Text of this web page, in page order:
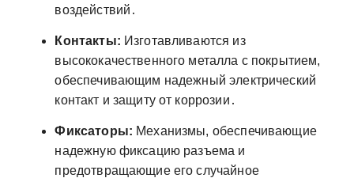
воздействий․
Контакты: Изготавливаются из
высококачественного металла с покрытием,
обеспечивающим надежный электрический
контакт и защиту от коррозии․
Фиксаторы: Механизмы, обеспечивающие
надежную фиксацию разъема и
предотвращающие его случайное